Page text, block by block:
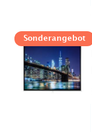
Sonderangebot